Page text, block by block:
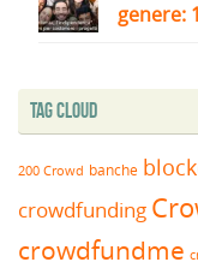
genere:
Tag Cloud
200 Crowd banche
crowdfunding
crowdfundme